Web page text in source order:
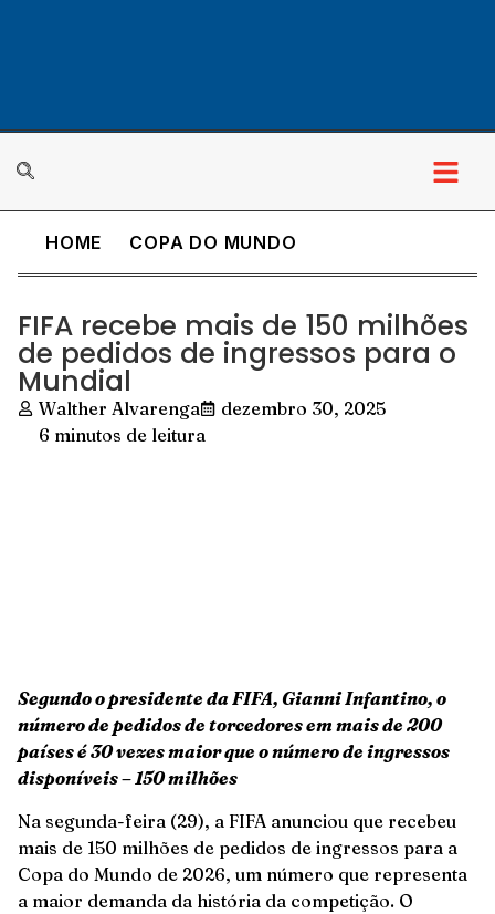
HOME COPA DO MUNDO
FIFA recebe mais de 150 milhões
de pedidos de ingressos para o
Mundial
Walther Alvarenga
dezembro 30, 2025
6 minutos de leitura
Segundo o presidente da FIFA, Gianni Infantino, o
número de pedidos de torcedores em mais de 200
países é 30 vezes maior que o número de ingressos
disponíveis –150 milhões
Na segunda-feira (29), a FIFA anunciou que recebeu
mais de 150 milhões de pedidos de ingressos para a
Copa do Mundo de 2026, um número que representa
a maior demanda da história da competição. O